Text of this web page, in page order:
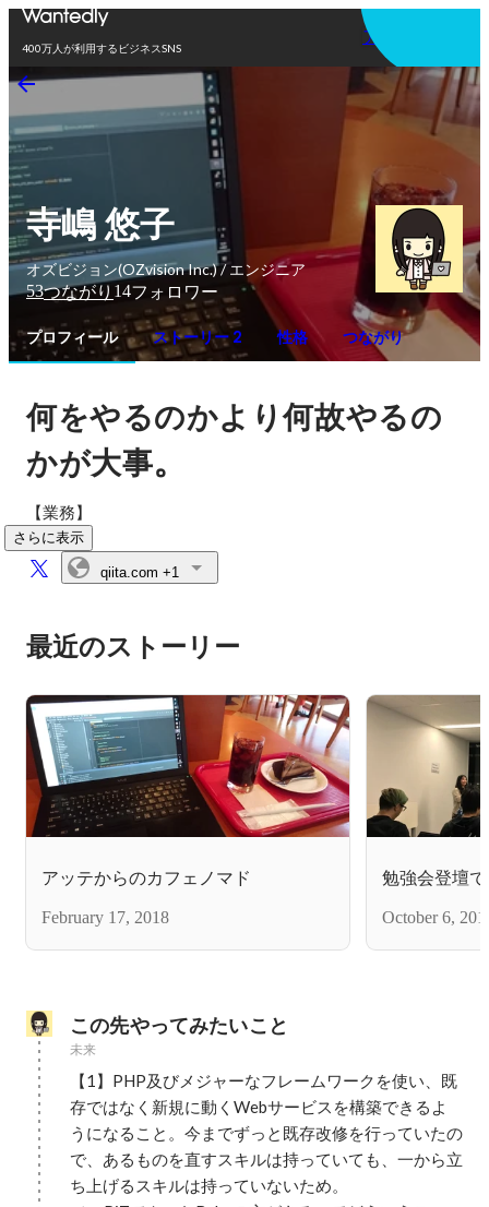
400万人が利用するビジネスSNS
アプリを使う
寺嶋 悠子
オズビジョン(OZvision Inc.) / エンジニア
53つながり 14フォロワー
プロフィール ストーリー 2 性格 つながり
何をやるのかより何故やるの
かが大事。
【業務】
さらに表示
qiita.com +1
最近のストーリー
アッテからのカフェノマド
February 17, 2018
勉強会登壇
October 6,
この先やってみたいこと
未来
【1】PHP及びメジャーなフレームワークを使い、既
存ではなく新規に動くWebサービスを構築できるよ
うになること。今までずっと既存改修を行っていたの
で、あるものを直すスキルは持っていても、一から立
ち上げるスキルは持っていないため。